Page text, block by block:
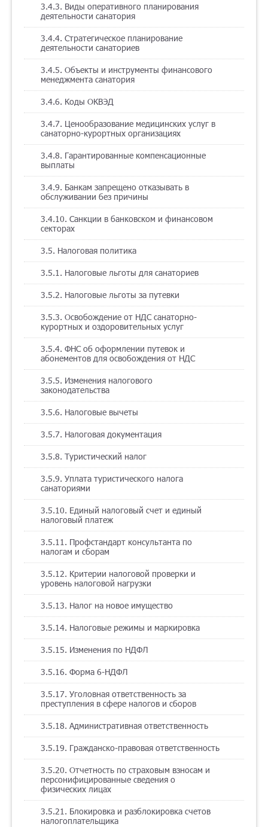
3.4.3. Виды оперативного планирования
деятельности санатория
3.4.4. Стратегическое планирование
деятельности санаториев
3.4.5. Объекты и инструменты финансового
менеджмента санатория
3.4.6. Коды ОКВЭД
3.4.7. Ценообразование медицинских услуг в
санаторно-курортных организациях
3.4.8. Гарантированные компенсационные
выплаты
3.4.9. Банкам запрещено отказывать в
обслуживании без причины
3.4.10. Санкции в банковском и финансовом
секторах
3.5. Налоговая политика
3.5.1. Налоговые льготы для санаториев
3.5.2. Налоговые льготы за путевки
3.5.3. Освобождение от НДС санаторно-
курортных и оздоровительных услуг
3.5.4. ФНС об оформлении путевок и
абонементов для освобождения от НДС
3.5.5. Изменения налогового
законодательства
3.5.6. Налоговые вычеты
3.5.7. Налоговая документация
3.5.8. Туристический налог
3.5.9. Уплата туристического налога
санаториями
3.5.10. Единый налоговый счет и единый
налоговый платеж
3.5.11. Профстандарт консультанта по
налогам и сборам
3.5.12. Критерии налоговой проверки и
уровень налоговой нагрузки
3.5.13. Налог на новое имущество
3.5.14. Налоговые режимы и маркировка
3.5.15. Изменения по НДФЛ
3.5.16. Форма 6-НДФЛ
3.5.17. Уголовная ответственность за
преступления в сфере налогов и сборов
3.5.18. Административная ответственность
3.5.19. Гражданско-правовая ответственность
3.5.20. Отчетность по страховым взносам и
персонифицированные сведения о
физических лицах
3.5.21. Блокировка и разблокировка счетов
налогоплательщика